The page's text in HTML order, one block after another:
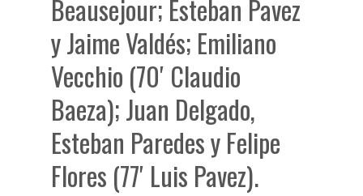
Beausejour; Esteban Pavez
y Jaime Valdés; Emiliano
Vecchio (70′ Claudio
Baeza); Juan Delgado,
Esteban Paredes y Felipe
Flores (77′ Luis Pavez).